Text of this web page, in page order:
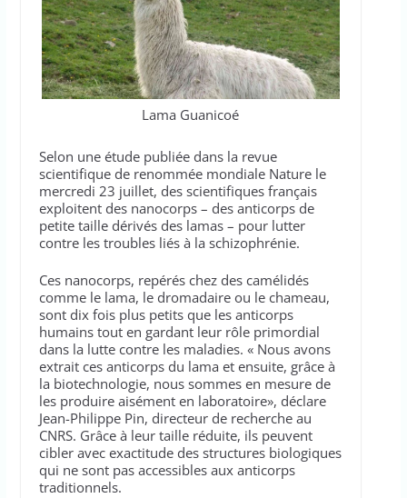
Lama Guanicoé
Selon une étude publiée dans la revue
scientifique de renommée mondiale Nature le
mercredi 23 juillet, des scientifiques français
exploitent des nanocorps – des anticorps de
petite taille dérivés des lamas – pour lutter
contre les troubles liés à la schizophrénie.
Ces nanocorps, repérés chez des camélidés
comme le lama, le dromadaire ou le chameau,
sont dix fois plus petits que les anticorps
humains tout en gardant leur rôle primordial
dans la lutte contre les maladies. « Nous avons
extrait ces anticorps du lama et ensuite, grâce à
la biotechnologie, nous sommes en mesure de
les produire aisément en laboratoire», déclare
Jean-Philippe Pin, directeur de recherche au
CNRS. Grâce à leur taille réduite, ils peuvent
cibler avec exactitude des structures biologiques
qui ne sont pas accessibles aux anticorps
traditionnels.